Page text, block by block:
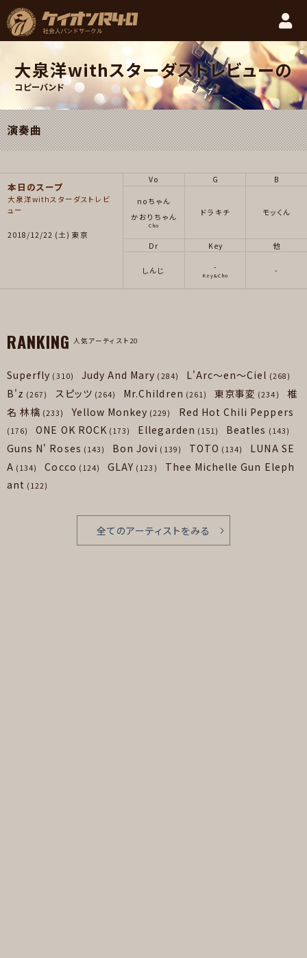
大泉洋withスターダストレビューの
コピーバンド
演奏曲
本日のスープ
大泉洋withスターダストレビ
ュー
2018/12/22 (土) 東京
Vo
noちゃん
かおりちゃん
Cho
G
ドラキチ
B
モッくん
Dr
しんじ
Key
-
Key&Cho
他
-
RANKING 人気アーティスト20
Superfly (310) Judy And Mary (284) L'Arc～en～Ciel (268)
B'z (267) スピッツ (264) Mr.Children (261) 東京事変 (234)
椎
名 林檎 (233) Yellow Monkey (229) Red Hot Chili Peppers
(176) ONE OK ROCK (173) Ellegarden (151) Beatles (143)
Guns N' Roses (143) Bon Jovi (139) TOTO (134)
LUNA SE
A (134) Cocco (124) GLAY (123)
Thee Michelle Gun Eleph
ant (122)
全てのアーティストをみる